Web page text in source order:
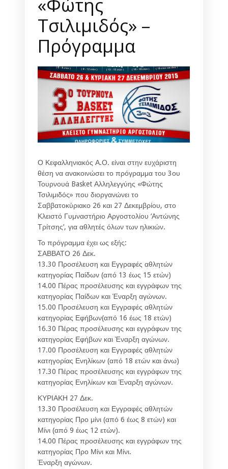
Τσιλιμιδός» –
Πρόγραμμα
Ο Κεφαλληνιακός Α.Ο. είναι στην ευχάριστη
θέση να ανακοινώσει το πρόγραμμα του 3ου
Τουρνουά Basket Αλληλεγγύης «Φώτης
Τσιλιμιδός» που διοργανώνει το
Σαββατοκύριακο 26 και 27 Δεκεμβρίου, στο
Κλειστό Γυμναστήριο Αργοστολίου ‘Αντώνης
Τρίτσης’, για αθλητές όλων των ηλικιών.
Το πρόγραμμα έχει ως εξής:
ΣΑΒΒΑΤΟ 26 Δεκ.
13.30 Προσέλευση και Εγγραφές αθλητών
κατηγορίας Παίδων (από 13 έως 15 ετών)
14.00 Πέρας προσέλευσης και εγγράφων της
κατηγορίας Παίδων και Έναρξη αγώνων.
15.00 Προσέλευση και Εγγραφές αθλητών
κατηγορίας Εφήβων(από 16 έως 18 ετών)
16.30 Πέρας προσέλευσης και εγγράφων της
κατηγορίας Εφήβων και Έναρξη αγώνων.
17.00 Προσέλευση και Εγγραφές αθλητών
κατηγορίας Ενηλίκων (από 18 ετών και άνω)
17.30 Πέρας προσέλευσης και εγγράφων της
κατηγορίας Ενηλίκων και Έναρξη αγώνων.
ΚΥΡΙΑΚΗ 27 Δεκ.
13.30 Προσέλευση και Εγγραφές αθλητών
κατηγορίας Προ μίνι (από 6 έως 8 ετών) και
Μίνι (από 9 έως 12 ετών).
14.00 Πέρας προσέλευσης και εγγράφων της
κατηγορίας Προ Μίνι και Μίνι.
Έναρξη αγώνων.